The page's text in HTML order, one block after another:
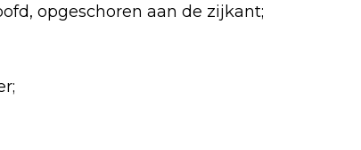
opgeschoren aan de zijkant;